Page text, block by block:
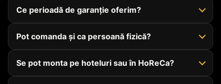
Ce perioadă de garanție oferim?
Pot comanda și ca persoană fizică?
Se pot monta pe hoteluri sau în HoReCa?